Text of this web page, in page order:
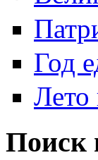
Год
Лето
Поиск